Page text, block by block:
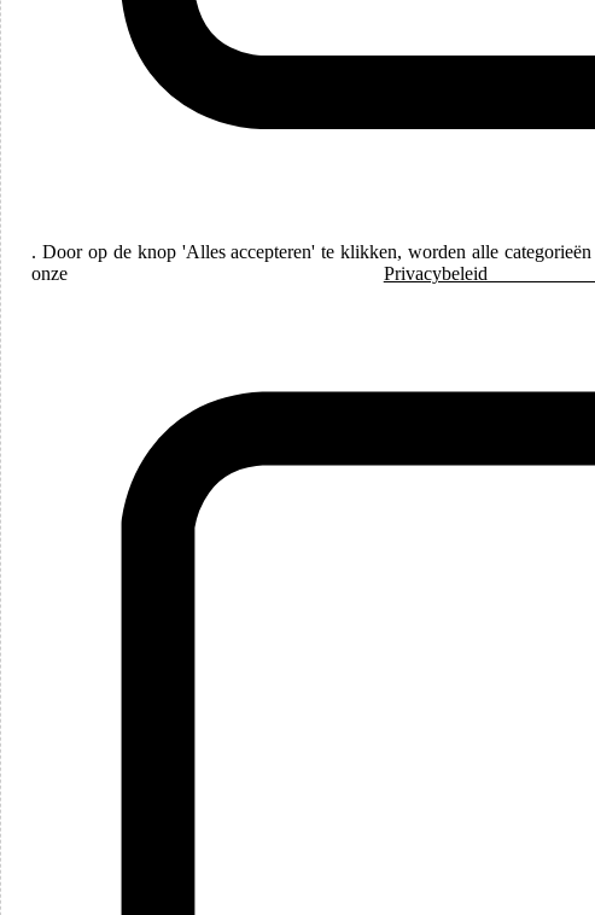
. Door op de knop 'Alles accepteren' te klikken, worden alle
onze